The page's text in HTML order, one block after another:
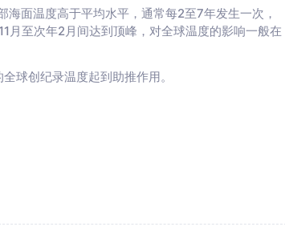
面温度高于平均水平，通常每2至7年发生一次，
月至次年2月间达到顶峰，对全球温度的影响一般在
球创纪录温度起到助推作用。